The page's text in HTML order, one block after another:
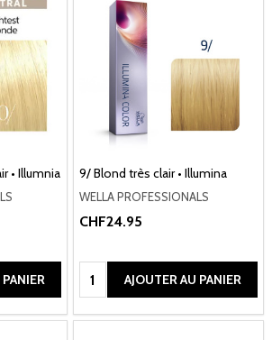
• Illumnia 9/ Blond très clair • Illumina
WELLA PROFESSIONALS
CHF24.95
Quantité:AJOUTER AU PANIER